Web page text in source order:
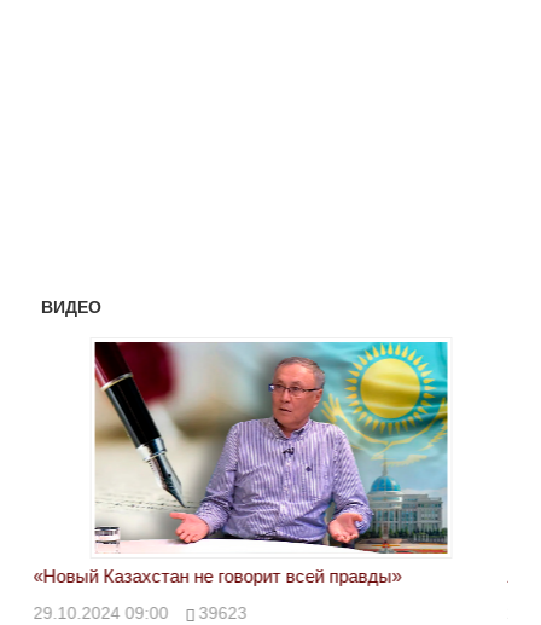
ВИДЕО
«Новый Казахстан не говорит всей правды»
29.10.2024 09:00 39623